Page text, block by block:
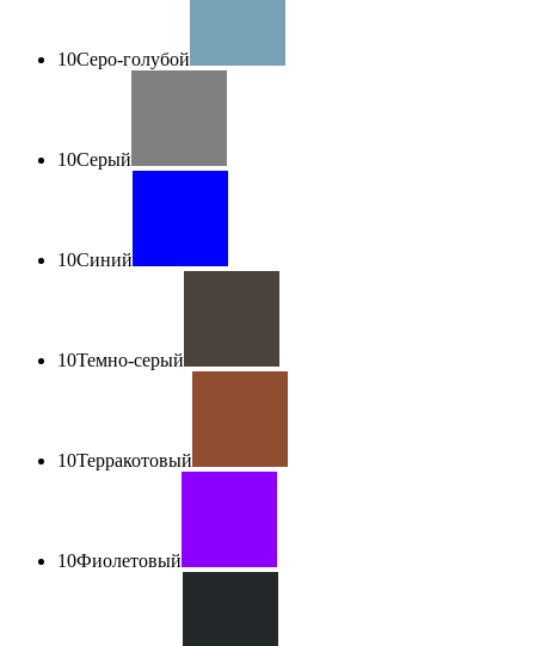
10Серо-голубой
10Серый
10Синий
10Темно-серый
10Терракотовый
10Фиолетовый